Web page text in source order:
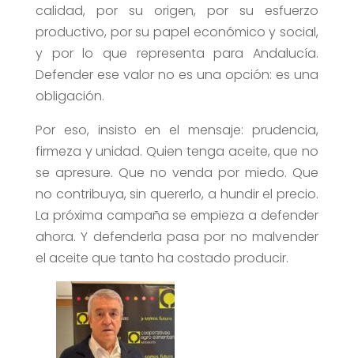
calidad, por su origen, por su esfuerzo
productivo, por su papel económico y social,
y por lo que representa para Andalucía.
Defender ese valor no es una opción: es una
obligación.
Por eso, insisto en el mensaje: prudencia,
firmeza y unidad. Quien tenga aceite, que no
se apresure. Que no venda por miedo. Que
no contribuya, sin quererlo, a hundir el precio.
La próxima campaña se empieza a defender
ahora. Y defenderla pasa por no malvender
el aceite que tanto ha costado producir.